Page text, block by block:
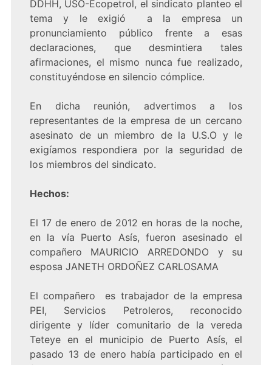
DDHH, USO-Ecopetrol, el sindicato planteo el
tema y le exigió a la empresa un
pronunciamiento público frente a esas
declaraciones, que desmintiera tales
afirmaciones, el mismo nunca fue realizado,
constituyéndose en silencio cómplice.
En dicha reunión, advertimos a los
representantes de la empresa de un cercano
asesinato de un miembro de la U.S.O y le
exigíamos respondiera por la seguridad de
los miembros del sindicato.
Hechos:
El 17 de enero de 2012 en horas de la noche,
en la vía Puerto Asís, fueron asesinado el
compañero MAURICIO ARREDONDO y su
esposa JANETH ORDOÑEZ CARLOSAMA
El compañero es trabajador de la empresa
PEI, Servicios Petroleros, reconocido
dirigente y líder comunitario de la vereda
Teteye en el municipio de Puerto Asís, el
pasado 13 de enero había participado en el